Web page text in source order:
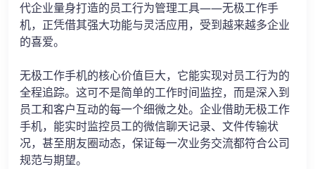
代企业量身打造的员工行为管理工具——无极工作手
机，正凭借其强大功能与灵活应用，受到越来越多企业
的喜爱。
无极工作手机的核心价值巨大，它能实现对员工行为的
全程追踪。这可不是简单的工作时间监控，而是深入到
员工和客户互动的每一个细微之处。企业借助无极工作
手机，能实时监控员工的微信聊天记录、文件传输状
况，甚至朋友圈动态，保证每一次业务交流都符合公司
规范与期望。